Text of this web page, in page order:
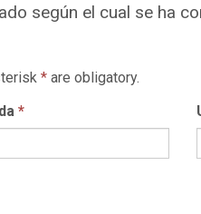
según el cual se ha
* are obligatory.
*